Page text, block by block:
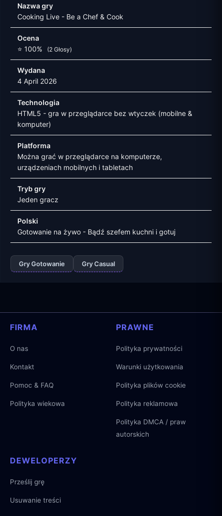
Nazwa gry
Cooking Live - Be a Chef & Cook
Ocena
⭐ 100%
(2 Głosy)
Wydana
4 April 2026
Technologia
HTML5 - gra w przeglądarce bez wtyczek (mobilne &
komputer)
Platforma
Można grać w przeglądarce na komputerze,
urządzeniach mobilnych i tabletach
Tryb gry
Jeden gracz
Polski
Gotowanie na żywo - Bądź szefem kuchni i gotuj
Gry Gotowanie Gry Casual
FIRMA
O nas
Kontakt
Pomoc & FAQ
Polityka wiekowa
PRAWNE
Polityka prywatności
Warunki użytkowania
Polityka plików cookie
Polityka reklamowa
Polityka DMCA / praw
autorskich
DEWELOPERZY
Prześlij grę
Usuwanie treści